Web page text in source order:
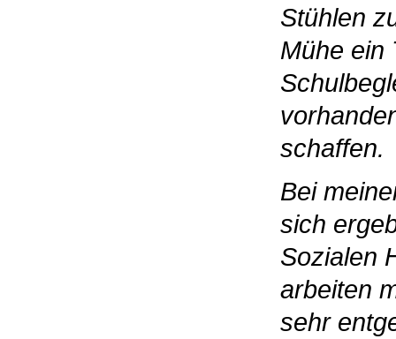
Stühlen
Mühe ein
schaffen.
Bei
sich
Sozialen
arbeiten
sehr